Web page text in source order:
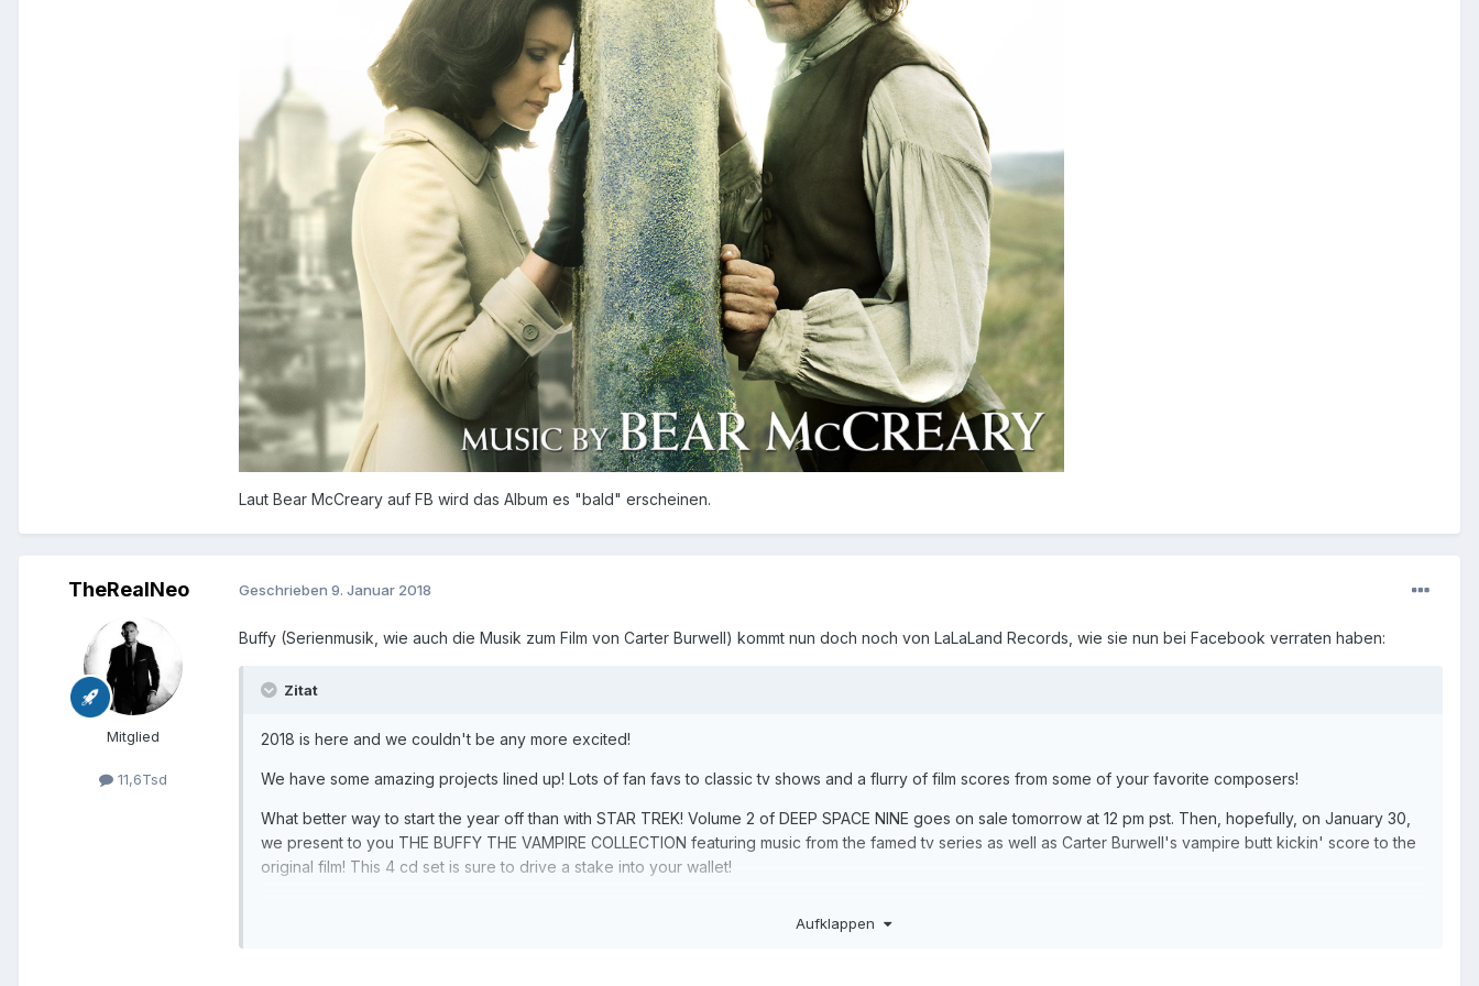
Laut Bear McCreary auf FB wird das Album es "bald" erscheinen.
TheRealNeo
Mitglied
11,6Tsd
Geschrieben 9. Januar 2018
Buffy (Serienmusik, wie auch die Musik zum Film von Carter Burwell) kommt nun doch noch von LaLaLand Records, wie sie nun bei Facebook verraten haben:
Zitat
2018 is here and we couldn't be any more excited!
We have some amazing projects lined up! Lots of fan favs to classic tv shows and a flurry of film scores from some of your favorite composers!
What better way to start the year off than with STAR TREK! Volume 2 of DEEP SPACE NINE goes on sale tomorrow at 12 pm pst. Then, hopefully, on January 30,
we present to you THE BUFFY THE VAMPIRE COLLECTION featuring music from the famed tv series as well as Carter Burwell's vampire butt kickin' score to the
original film! This 4 cd set is sure to drive a stake into your wallet!
Aufklappen